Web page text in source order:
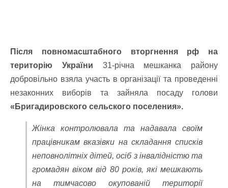
Після повномасштабного вторгнення рф на
територію України 31-річна мешканка району
добровільно взяла участь в організації та проведенні
незаконних виборів та зайняла посаду голови
«Бригадировского сельского поселения».
Жінка контролювала та надавала своїм
працівникам вказівки на складання списків
неповнолітніх дітей, осіб з інвалідністю та
громадян віком від 80 років, які мешкають
на тимчасово окупованій території